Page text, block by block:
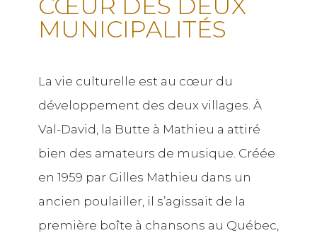
MUNICIPALITÉS
La vie culturelle est au cœur du
développement des deux villages. À
Val-David, la Butte à Mathieu a attiré
bien des amateurs de musique. Créée
en 1959 par Gilles Mathieu dans un
ancien poulailler, il s’agissait de la
première boîte à chansons au Québec,